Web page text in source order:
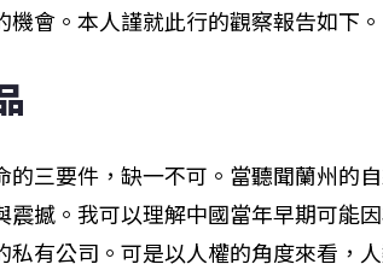
機會。本人謹就此行的觀察報告如下。
三要件，缺一不可。當聽聞蘭州的
撼。我可以理解中國當年早期可能
有公司。可是以人權的角度來看，